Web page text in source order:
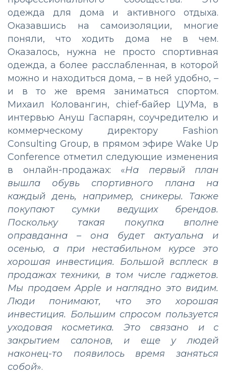
одежда для дома и активного отдыха.
Оказавшись на самоизоляции, многие
поняли, что ходить дома не в чем.
Оказалось, нужна не просто спортивная
одежда, а более расслабленная, в которой
можно и находиться дома, – в ней удобно, –
и в то же время заниматься спортом.
Михаил Коловангин, chief-байер ЦУМа, в
интервью Ануш Гаспарян, соучредителю и
коммерческому директору Fashion
Consulting Group, в прямом эфире Wake Up
Conference отметил следующие изменения
в онлайн-продажах: «На первый план
вышла обувь спортивного плана на
каждый день, например, сникеры. Также
покупают сумки ведущих брендов.
Поскольку такая покупка вполне
оправданна – она будет актуальна и
осенью, а при нестабильном курсе это
хорошая инвестиция. Большой всплеск в
продажах техники, в том числе гаджетов.
Мы продаем Apple и наглядно это видим.
Люди понимают, что это хорошая
инвестиция. Большим спросом пользуется
уходовая косметика. Это связано и с
закрытием салонов, и еще у людей
наконец-то появилось время заняться
собой».